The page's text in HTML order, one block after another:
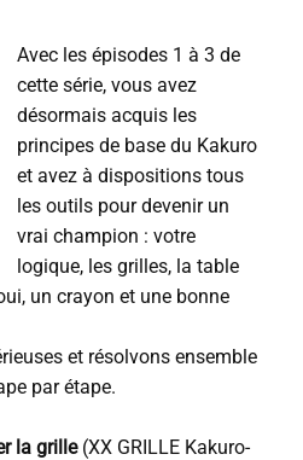
Avec les épisodes 1 à 3 de
cette série, vous avez
désormais acquis les
principes de base du Kakuro
et avez à dispositions tous
les outils pour devenir un
vrai champion : votre
logique, les grilles, la table
un crayon et une bonne
et résolvons ensemble
par étape.
la grille(XX GRILLE Kakuro-